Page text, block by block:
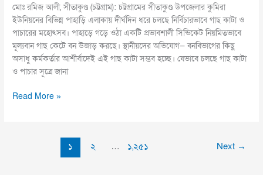
মোঃ রমিজ আলী, সীতাকুণ্ড (চট্টগ্রাম): চট্টগ্রামের সীতাকুণ্ড উপজেলার কুমিরা
ইউনিয়নের বিভিন্ন পাহাড়ি এলাকায় দীর্ঘদিন ধরে চলছে নির্বিচারভাবে গাছ কাটা ও
পাচারের মহোৎসব। পাহাড়ে গড়ে ওঠা একটি প্রভাবশালী সিন্ডিকেট নিয়মিতভাবে
মূল্যবান গাছ কেটে বন উজাড় করছে। স্থানীয়দের অভিযোগ— বনবিভাগের কিছু
অসাধু কর্মকর্তার আশীর্বাদেই এই গাছ কাটা সম্ভব হচ্ছে। যেভাবে চলছে গাছ কাটা
ও পাচার সূত্রে জানা
Read More »
১ ২ … ১,২৫১ Next →